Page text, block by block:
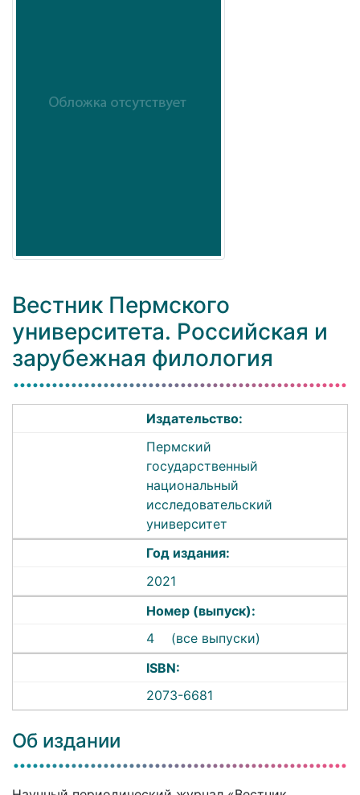
Вестник Пермского
университета. Российская и
зарубежная филология
Издательство:
Пермский
государственный
национальный
исследовательский
университет
Год издания:
2021
Номер (выпуск):
4
(все выпуски)
ISBN:
2073-6681
Об издании